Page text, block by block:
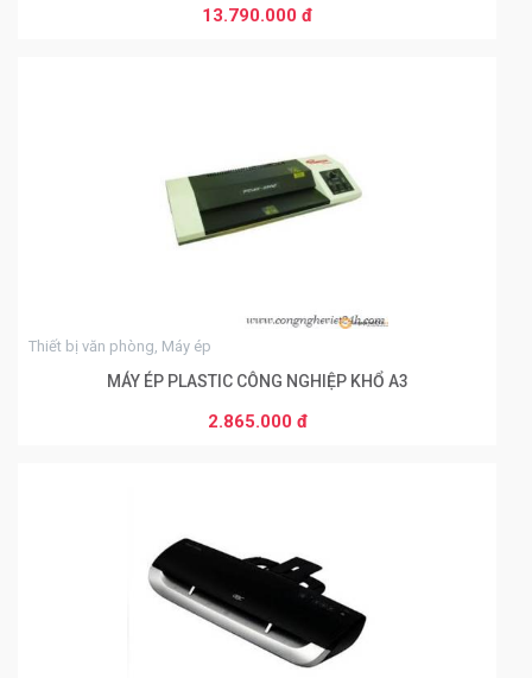
13.790.000 đ
THÊM VÀO GIỎ HÀNG
Thiết bị văn phòng, Máy ép
MÁY ÉP PLASTIC CÔNG NGHIỆP KHỔ A3
2.865.000 đ
THÊM VÀO GIỎ HÀNG